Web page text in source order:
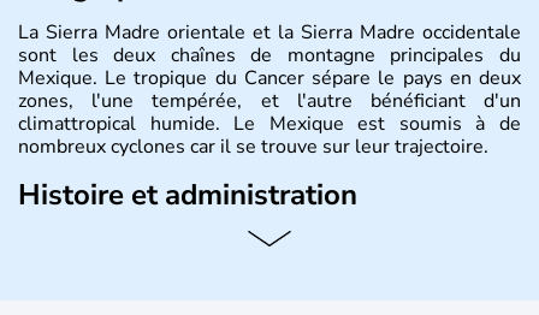
La Sierra Madre orientale et la Sierra Madre occidentale
sont les deux chaînes de montagne principales du
Mexique. Le tropique du Cancer sépare le pays en deux
zones, l'une tempérée, et l'autre bénéficiant d'un
climattropical humide. Le Mexique est soumis à de
nombreux cyclones car il se trouve sur leur trajectoire.
Histoire et administration
Bordé au Sud par le Guatemala et le Belize, le Mexique